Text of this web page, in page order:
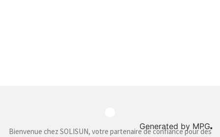
Bienvenue chez SOLISUN, votre partenaire de confiance pour des
Generated by MPG